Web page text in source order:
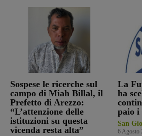
Sospese le ricerche sul
campo di Miah Billal, il
Prefetto di Arezzo:
“L’attenzione delle
istituzioni su questa
vicenda resta alta”
La
ha
paio i
San
6 Agosto